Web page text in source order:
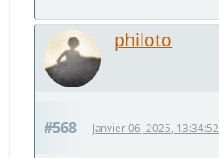
philoto
#568 Janvier 06, 2025, 13:34:52